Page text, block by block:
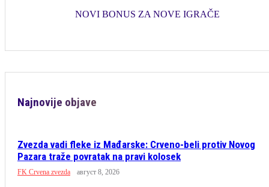
NOVI BONUS ZA NOVE IGRAČE
Najnovije objave
Zvezda vadi fleke iz Mađarske: Crveno-beli protiv Novog
Pazara traže povratak na pravi kolosek
FK Crvena zvezda август 8, 2026